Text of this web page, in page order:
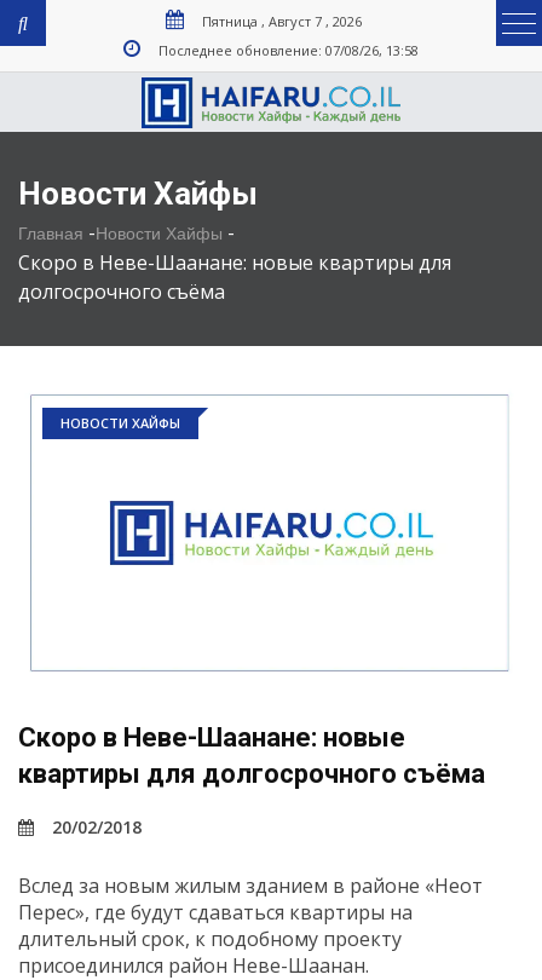
Пятница , Август 7 , 2026
Последнее обновление: 07/08/26, 13:58
Новости Хайфы
Главная -Новости Хайфы -
Скоро в Неве-Шаанане: новые квартиры для
долгосрочного съёма
НОВОСТИ ХАЙФЫ
Скоро в Неве-Шаанане: новые
квартиры для долгосрочного съёма
20/02/2018
Вслед за новым жилым зданием в районе «Неот
Перес», где будут сдаваться квартиры на
длительный срок, к подобному проекту
присоединился район Неве-Шаанан.